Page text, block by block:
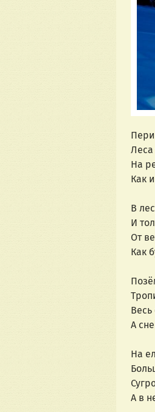
Леса
На
Как
В
И
От
Как
А
На
А в